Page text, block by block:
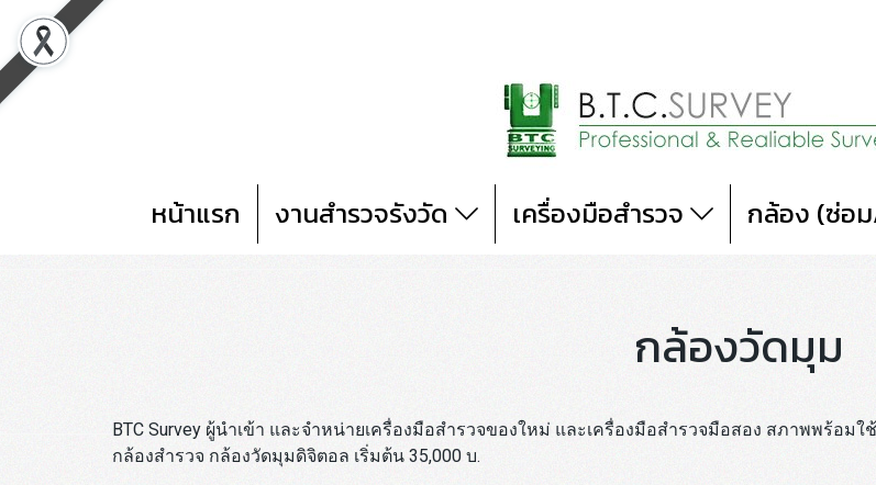
หน้าแรก งานสำรวจรังวัด เครื่องมือสำรวจ กล้อง (ซ่อ
กล้องวัดมุม
BTC Survey ผู้นำเข้า และจำหน่ายเครื่องมือสำรวจของใหม่ และเครื่องมือสำรวจมือสอง สภาพพร้อมใ
กล้องสำรวจ กล้องวัดมุมดิจิตอล เริ่มต้น 35,000 บ.